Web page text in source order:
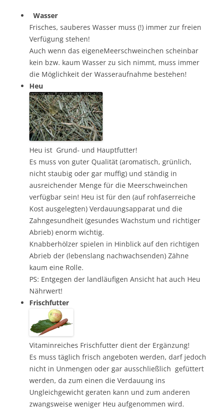
Wasser
Frisches, sauberes Wasser muss (!) immer zur freien
Verfügung stehen!
Auch wenn das eigeneMeerschweinchen scheinbar
kein bzw. kaum Wasser zu sich nimmt, muss immer
die Möglichkeit der Wasseraufnahme bestehen!
Heu
Heu ist Grund- und Hauptfutter!
Es muss von guter Qualität (aromatisch, grünlich,
nicht staubig oder gar muffig) und ständig in
ausreichender Menge für die Meerschweinchen
verfügbar sein! Heu ist für den (auf rohfaserreiche
Kost ausgelegten) Verdauungsapparat und die
Zahngesundheit (gesundes Wachstum und richtiger
Abrieb) enorm wichtig.
Knabberhölzer spielen in Hinblick auf den richtigen
Abrieb der (lebenslang nachwachsenden) Zähne
kaum eine Rolle.
PS: Entgegen der landläufigen Ansicht hat auch Heu
Nährwert!
Frischfutter
Vitaminreiches Frischfutter dient der Ergänzung!
Es muss täglich frisch angeboten werden, darf jedoch
nicht in Unmengen oder gar ausschließlich gefüttert
werden, da zum einen die Verdauung ins
Ungleichgewicht geraten kann und zum anderen
zwangsweise weniger Heu aufgenommen wird.